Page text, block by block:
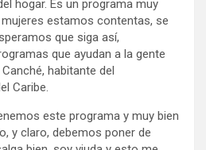
hogar. Es un programa muy
estamos contentas, se
que siga así,
que ayudan a la gente
habitante del
Caribe.
este programa y muy bien
y claro, debemos poner de